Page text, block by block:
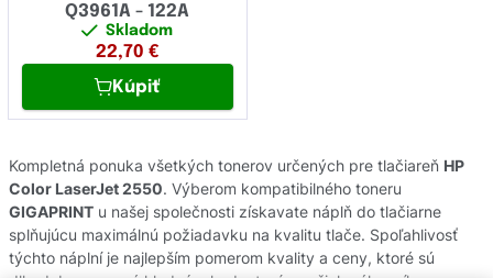
Q3961A - 122A
Skladom
22,70 €
Kúpiť
Kompletná ponuka všetkých tonerov určených pre tlačiareň HP
Color LaserJet 2550. Výberom kompatibilného toneru
GIGAPRINT u našej společnosti získavate náplň do tlačiarne
splňujúcu maximálnú požiadavku na kvalitu tlače. Spoľahlivosť
týchto náplní je najlepším pomerom kvality a ceny, ktoré sú